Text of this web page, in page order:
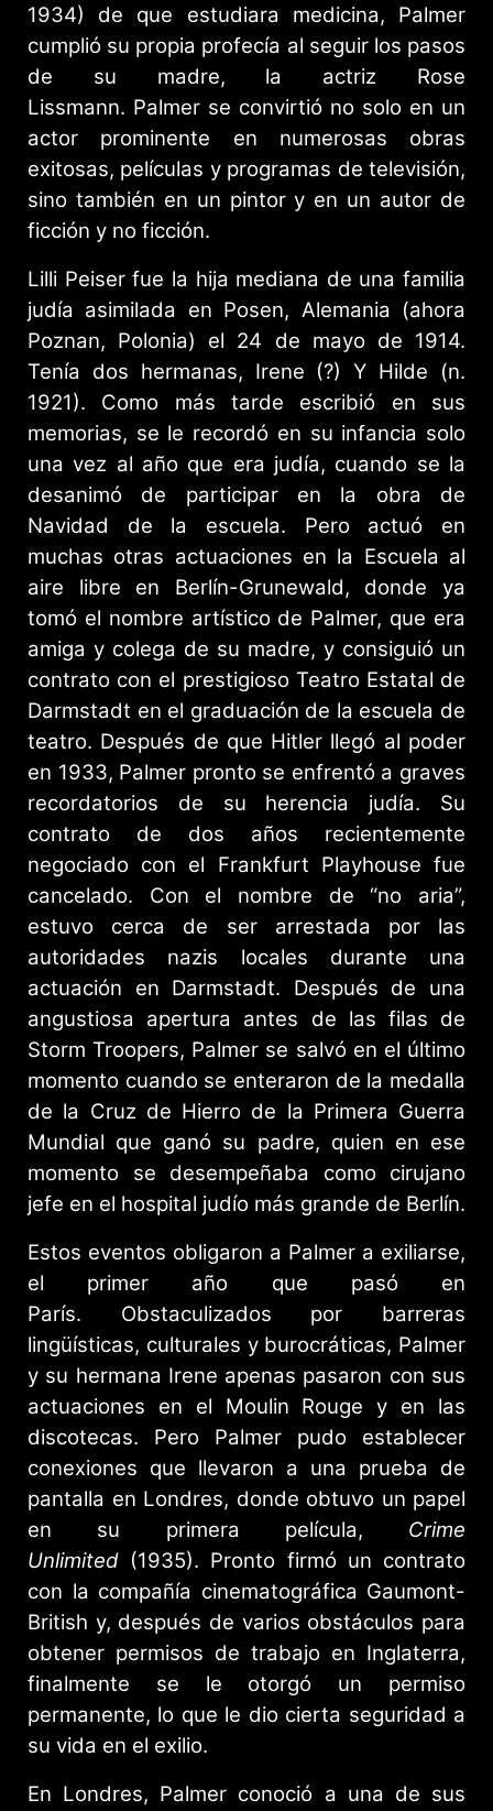
1934) de que estudiara medicina, Palmer
cumplió su propia profecía al seguir los pasos
de su madre, la actriz Rose
Lissmann. Palmer se convirtió no solo en un
actor prominente en numerosas obras
exitosas, películas y programas de televisión,
sino también en un pintor y en un autor de
ficción y no ficción.
Lilli Peiser fue la hija mediana de una familia
judía asimilada en Posen, Alemania (ahora
Poznan, Polonia) el 24 de mayo de 1914.
Tenía dos hermanas, Irene (?) Y Hilde (n.
1921). Como más tarde escribió en sus
memorias, se le recordó en su infancia solo
una vez al año que era judía, cuando se la
desanimó de participar en la obra de
Navidad de la escuela. Pero actuó en
muchas otras actuaciones en la Escuela al
aire libre en Berlín-Grunewald, donde ya
tomó el nombre artístico de Palmer, que era
amiga y colega de su madre, y consiguió un
contrato con el prestigioso Teatro Estatal de
Darmstadt en el graduación de la escuela de
teatro. Después de que Hitler llegó al poder
en 1933, Palmer pronto se enfrentó a graves
recordatorios de su herencia judía. Su
contrato de dos años recientemente
negociado con el Frankfurt Playhouse fue
cancelado. Con el nombre de “no aria”,
estuvo cerca de ser arrestada por las
autoridades nazis locales durante una
actuación en Darmstadt. Después de una
angustiosa apertura antes de las filas de
Storm Troopers, Palmer se salvó en el último
momento cuando se enteraron de la medalla
de la Cruz de Hierro de la Primera Guerra
Mundial que ganó su padre, quien en ese
momento se desempeñaba como cirujano
jefe en el hospital judío más grande de Berlín.
Estos eventos obligaron a Palmer a exiliarse,
el primer año que pasó en
París. Obstaculizados por barreras
lingüísticas, culturales y burocráticas, Palmer
y su hermana Irene apenas pasaron con sus
actuaciones en el Moulin Rouge y en las
discotecas. Pero Palmer pudo establecer
conexiones que llevaron a una prueba de
pantalla en Londres, donde obtuvo un papel
en su primera película, Crime
Unlimited (1935). Pronto firmó un contrato
con la compañía cinematográfica Gaumont-
British y, después de varios obstáculos para
obtener permisos de trabajo en Inglaterra,
finalmente se le otorgó un permiso
permanente, lo que le dio cierta seguridad a
su vida en el exilio.
En Londres, Palmer conoció a una de sus